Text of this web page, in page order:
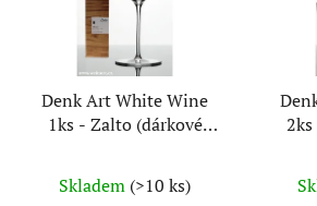
Denk Art White Wine
1ks - Zalto (dárkové
Skladem (>10 ks)